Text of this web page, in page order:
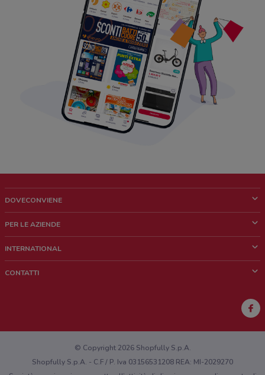
DOVECONVIENE
Chi siamo
Lavora con noi
PER LE AZIENDE
Richieste commerciali e marketing
INTERNATIONAL
CONTATTI
Hai un malfunzionamento sul web o sull'app?
© Copyright 2026 Shopfully S.p.A.
Shopfully S.p.A. - C.F / P. Iva 03156531208 REA: MI-2029270